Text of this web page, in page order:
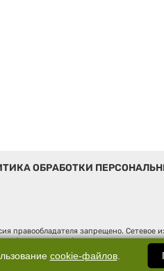
ОБРАБОТКИ
правообладателя запрещено. Сетевое
(Роскомнадзор). Регистрационный
строение 3, оф. 7015
Владимирович
cookie-файлов.